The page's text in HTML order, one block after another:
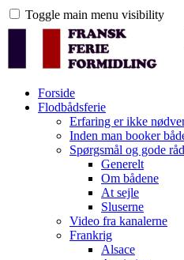
Toggle main menu visibility
Forside
Flodbådsferie
Erfaring er ikke
Inden man booker
Spørgsmål og gode råd
Generelt
Om bådene
At sejle
Sluserne
Video fra kanalerne
Frankrig
Alsace